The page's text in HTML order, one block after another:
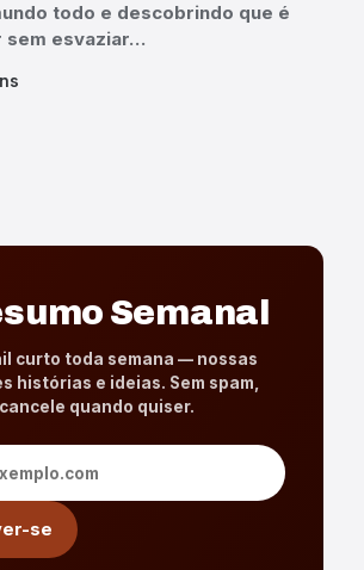
todo e descobrindo que é
sem esvaziar…
Semanal
curto toda semana — nossas
histórias e ideias. Sem spam,
cancele quando quiser.
e-mail
se